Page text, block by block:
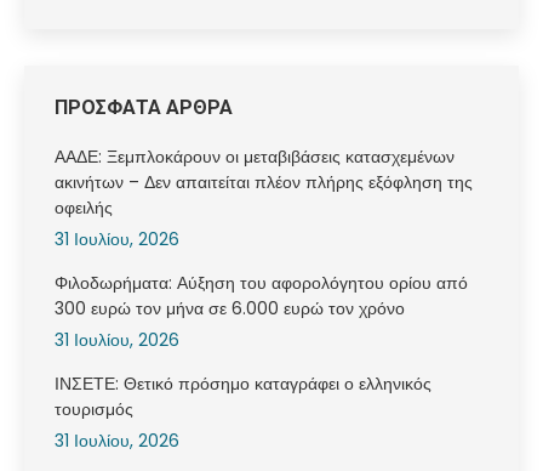
ΠΡΟΣΦΑΤΑ ΑΡΘΡΑ
ΑΑΔΕ: Ξεμπλοκάρουν οι μεταβιβάσεις κατασχεμένων
ακινήτων – Δεν απαιτείται πλέον πλήρης εξόφληση της
οφειλής
31 Ιουλίου, 2026
Φιλοδωρήματα: Αύξηση του αφορολόγητου ορίου από
300 ευρώ τον μήνα σε 6.000 ευρώ τον χρόνο
31 Ιουλίου, 2026
ΙΝΣΕΤΕ: Θετικό πρόσημο καταγράφει ο ελληνικός
τουρισμός
31 Ιουλίου, 2026